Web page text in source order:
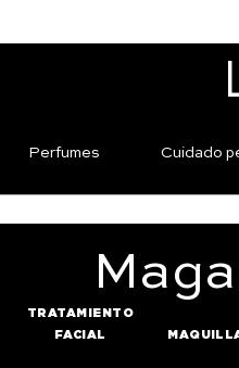
Perfumes Cuidado
TRATAMIENTO
FACIAL